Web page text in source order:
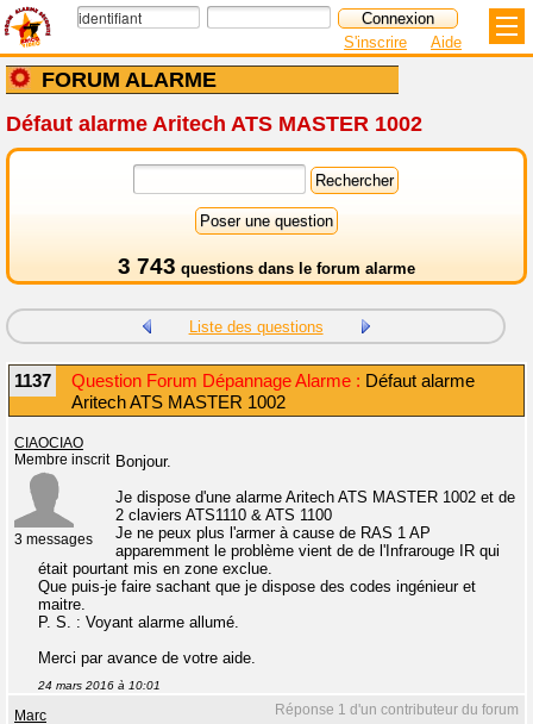
FORUM ALARME
S'inscrire Aide
Défaut alarme Aritech ATS MASTER 1002
3 743 questions dans le forum alarme
Liste des questions
1137 Question Forum Dépannage Alarme : Défaut alarme
Aritech ATS MASTER 1002
CIAOCIAO
Membre inscrit
3 messages
Bonjour.
Je dispose d'une alarme Aritech ATS MASTER 1002 et de
2 claviers ATS1110 & ATS 1100
Je ne peux plus l'armer à cause de RAS 1 AP
apparemment le problème vient de de l'Infrarouge IR qui
était pourtant mis en zone exclue.
Que puis-je faire sachant que je dispose des codes ingénieur et
maitre.
P. S. : Voyant alarme allumé.
Merci par avance de votre aide.
24 mars 2016 à 10:01
Réponse 1 d'un contributeur du forum
Marc